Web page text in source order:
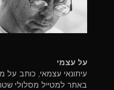
על עצמי
עיתונאי עצמאי, כותב על
באתר למטייל מסלולי